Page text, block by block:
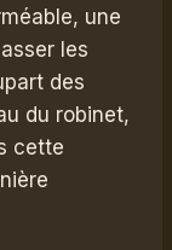
une
les
des
du robinet,
cette